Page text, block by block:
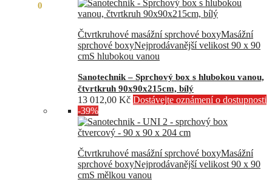
0
Čtvrtkruhové masážní sprchové boxyMasážní
sprchové boxyNejprodávanější velikost 90 x 90
cmS hlubokou vanou
Sanotechnik – Sprchový box s hlubokou vanou,
čtvrtkruh 90x90x215cm, bílý
13 012,00 Kč Dostávejte oznámení o dostupnosti
-39%
Čtvrtkruhové masážní sprchové boxyMasážní
sprchové boxyNejprodávanější velikost 90 x 90
cmS mělkou vanou